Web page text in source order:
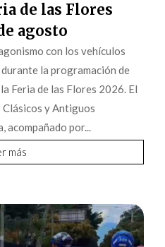
de las Flores
agosto
con los vehículos
la programación de
Feria de las Flores 2026. El
y Antiguos
acompañado por...
más